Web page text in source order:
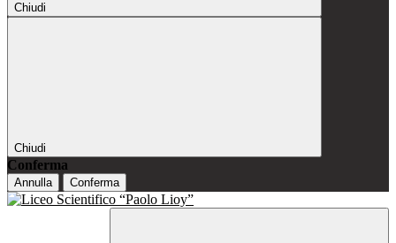
Chiudi
Chiudi
Conferma
Annulla Conferma